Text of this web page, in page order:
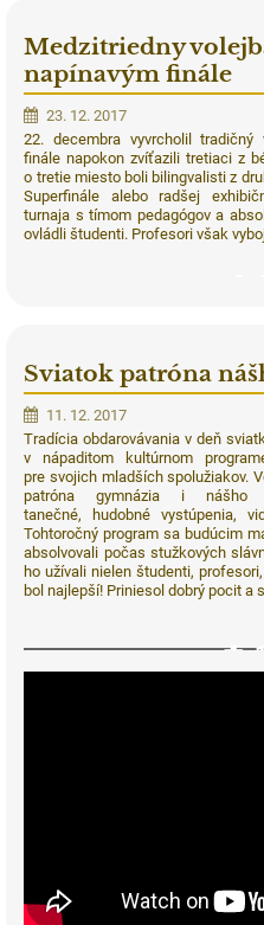
Medzitriedny
napínavým finále
23. 12. 2017
22. decembra vyvrcholil tradičný
finále napokon zvíťazili tretiaci z
o tretie miesto boli bilingvalisti z
Superfinále alebo radšej
turnaja s tímom pedagógov a
ovládli študenti. Profesori však
Sviatok patróna
11. 12. 2017
Tradícia obdarovávania v deň
v nápaditom kultúrnom
pre svojich mladších spolužiakov.
patróna gymnázia i nášho
tanečné, hudobné vystúpenia,
Tohtoročný program sa budúcim
absolvovali počas stužkových
ho užívali nielen študenti,
bol najlepší! Priniesol dobrý pocit a